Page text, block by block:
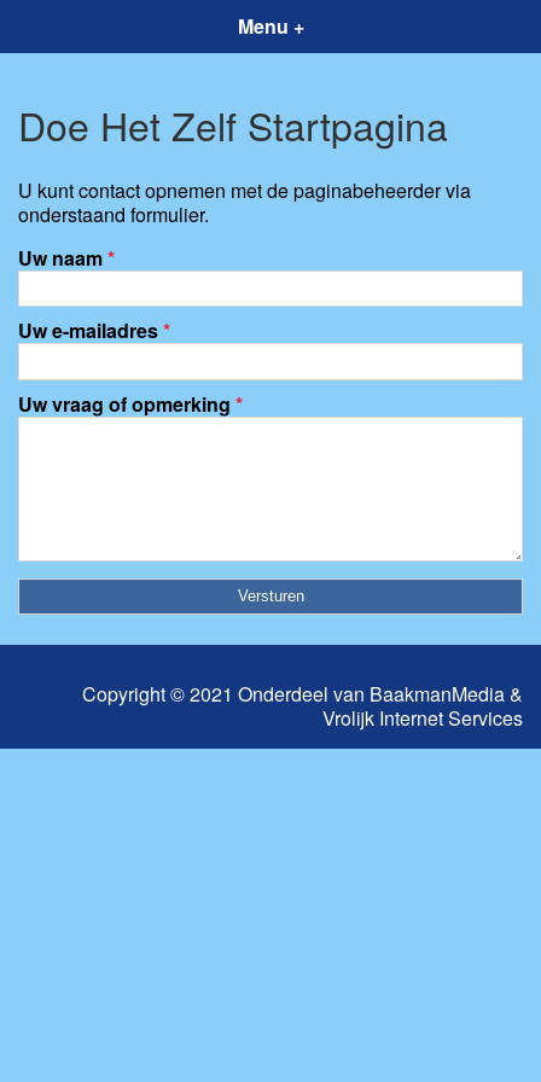
Menu +
Doe Het Zelf Startpagina
U kunt contact opnemen met de paginabeheerder via
onderstaand formulier.
Uw naam*
Uw e-mailadres*
Uw vraag of opmerking *
Copyright © 2021 Onderdeel van BaakmanMedia&
Vrolijk Internet Services